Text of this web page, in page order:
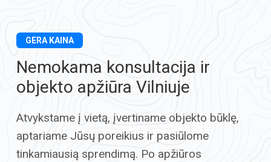
GERA KAINA
Nemokama konsultacija ir
objekto apžiūra Vilniuje
Atvykstame į vietą, įvertiname objekto būklę,
aptariame Jūsų poreikius ir pasiūlome
tinkamiausią sprendimą. Po apžiūros